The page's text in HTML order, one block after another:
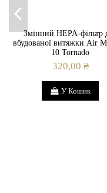
Змінний HEPA-фільтр
вбудованої витяжки Air
10 Tornado
320,00 ₴
У Кошик